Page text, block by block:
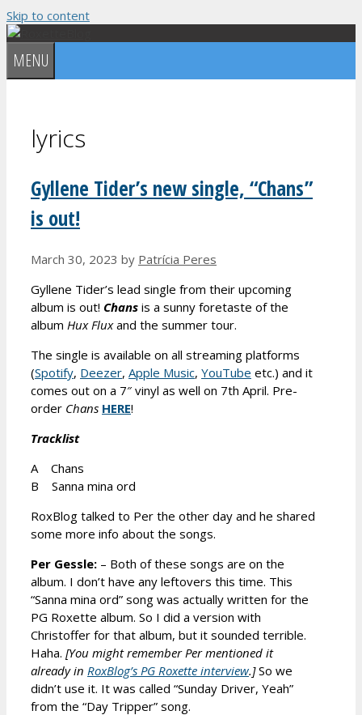
Skip to content
MENU
lyrics
Gyllene Tider’s new single, “Chans”
is out!
March 30, 2023 by Patrícia Peres
Gyllene Tider’s lead single from their upcoming
album is out! Chans is a sunny foretaste of the
album Hux Fluxand the summer tour.
The single is available on all streaming platforms
(Spotify, Deezer, Apple Music, YouTube etc.) and it
comes out on a 7″ vinyl as well on 7th April. Pre-
order Chans HERE!
Tracklist
A Chans
B Sanna mina ord
RoxBlog talked to Per the other day and he shared
some more info about the songs.
Per Gessle: – Both of these songs are on the
album. I don’t have any leftovers this time. This
“Sanna mina ord” song was actually written for the
PG Roxette album. So I did a version with
Christoffer for that album, but it sounded terrible.
Haha. [You might remember Per mentioned it
already in RoxBlog’s PG Roxette interview.]So we
didn’t use it. It was called “Sunday Driver, Yeah”
from the “Day Tripper” song.